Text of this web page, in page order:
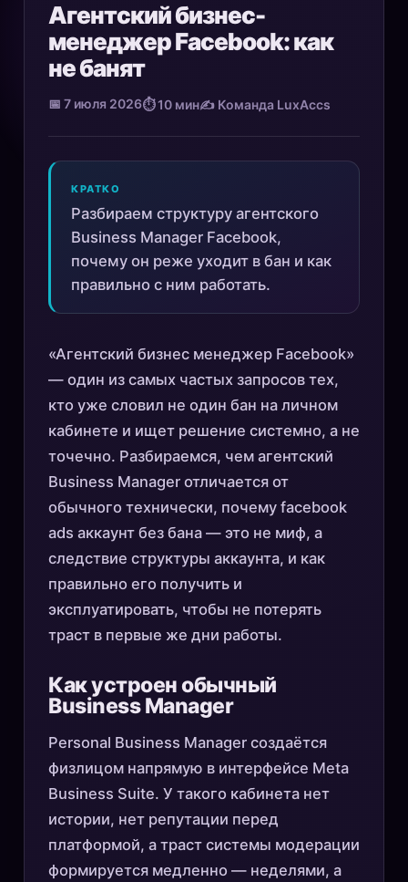
Агентский бизнес-
менеджер Facebook: как
не банят
📅 7 июля 2026⏱ 10 мин✍️ Команда LuxAccs
КРАТКО
Разбираем структуру агентского
Business Manager Facebook,
почему он реже уходит в бан и как
правильно с ним работать.
«Агентский бизнес менеджер Facebook»
— один из самых частых запросов тех,
кто уже словил не один бан на личном
кабинете и ищет решение системно, а не
точечно. Разбираемся, чем агентский
Business Manager отличается от
обычного технически, почему facebook
ads аккаунт без бана — это не миф, а
следствие структуры аккаунта, и как
правильно его получить и
эксплуатировать, чтобы не потерять
траст в первые же дни работы.
Как устроен обычный
Business Manager
Personal Business Manager создаётся
физлицом напрямую в интерфейсе Meta
Business Suite. У такого кабинета нет
истории, нет репутации перед
платформой, а траст системы модерации
формируется медленно — неделями, а